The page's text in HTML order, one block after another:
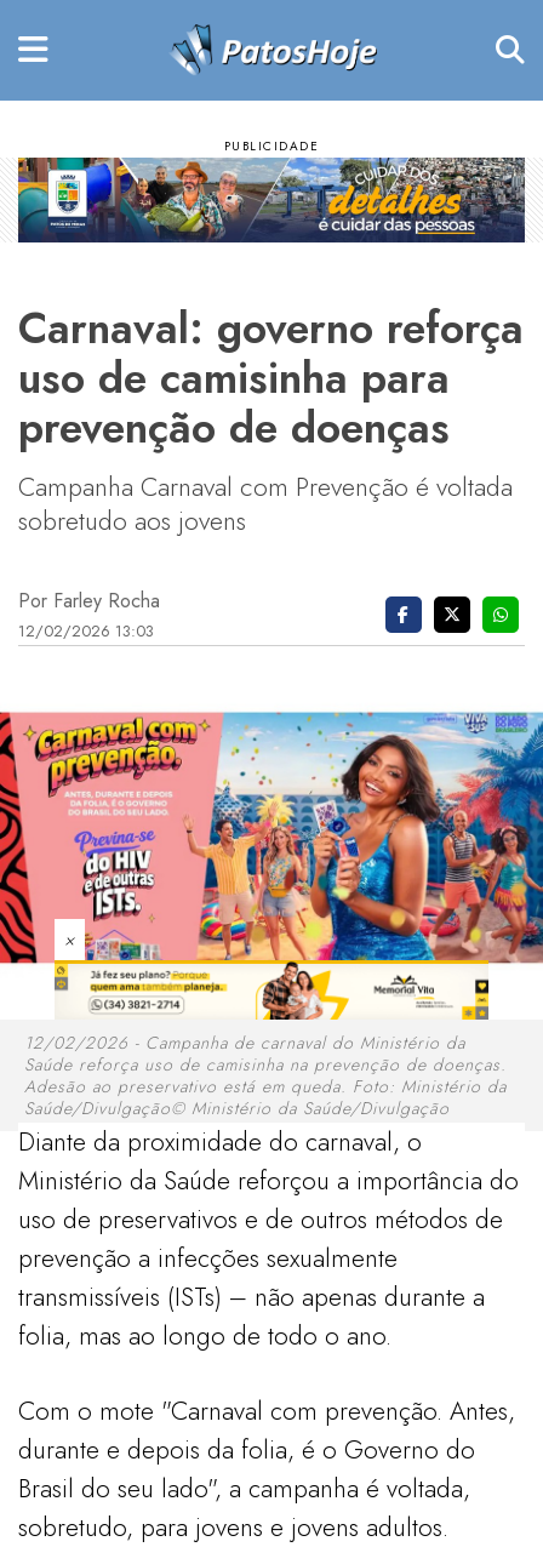
Carnaval: governo reforça
uso de camisinha para
prevenção de doenças
Campanha Carnaval com Prevenção é voltada
sobretudo aos jovens
Por Farley Rocha
12/02/2026 13:03
×
12/02/2026 - Campanha de carnaval do Ministério da
Saúde reforça uso de camisinha na prevenção de doenças.
Adesão ao preservativo está em queda. Foto: Ministério da
Saúde/Divulgação© Ministério da Saúde/Divulgação
Diante da proximidade do carnaval, o
Ministério da Saúde reforçou a importância do
uso de preservativos e de outros métodos de
prevenção a infecções sexualmente
transmissíveis (ISTs) – não apenas durante a
folia, mas ao longo de todo o ano.
Com o mote "Carnaval com prevenção. Antes,
durante e depois da folia, é o Governo do
Brasil do seu lado", a campanha é voltada,
sobretudo, para jovens e jovens adultos.